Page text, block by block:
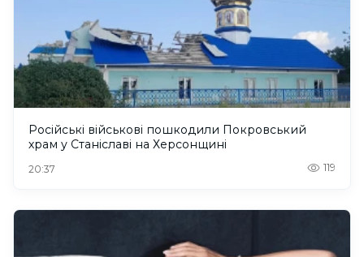
Російські військові пошкодили Покровський
храм у Станіславі на Херсонщині
20:37 119